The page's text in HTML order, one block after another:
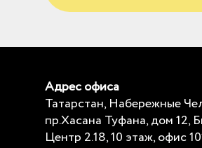
Адрес офиса
Татарстан, Набережные
пр.Хасана Туфана, дом 12,
Центр 2.18, 10 этаж, офис